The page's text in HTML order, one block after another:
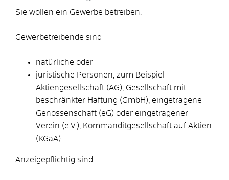
Sie wollen ein Gewerbe betreiben.
Gewerbetreibende sind
natürliche oder
juristische Personen, zum Beispiel
Aktiengesellschaft (AG), Gesellschaft mit
beschränkter Haftung (GmbH), eingetragene
Genossenschaft (eG) oder eingetragener
Verein (e.V.), Kommanditgesellschaft auf Aktien
(KGaA).
Anzeigepflichtig sind: